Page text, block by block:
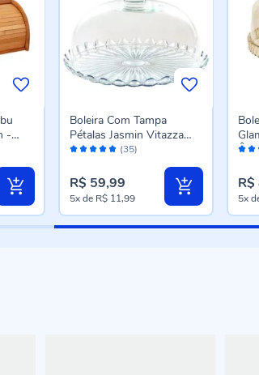
-
Avaliação: (35)
Boleira Com Tampa
Pétalas Jasmin Vitazza
24Cm - Vidro
R$ 59,99
5xde R$ 11,99 5x